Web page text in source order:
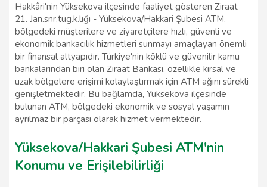
Hakkâri'nin Yüksekova ilçesinde faaliyet gösteren Ziraat
21. Jan.snr.tug.k.lığı - Yüksekova/Hakkari Şubesi ATM,
bölgedeki müşterilere ve ziyaretçilere hızlı, güvenli ve
ekonomik bankacılık hizmetleri sunmayı amaçlayan önemli
bir finansal altyapıdır. Türkiye'nin köklü ve güvenilir kamu
bankalarından biri olan Ziraat Bankası, özellikle kırsal ve
uzak bölgelere erişimi kolaylaştırmak için ATM ağını sürekli
genişletmektedir. Bu bağlamda, Yüksekova ilçesinde
bulunan ATM, bölgedeki ekonomik ve sosyal yaşamın
ayrılmaz bir parçası olarak hizmet vermektedir.
Yüksekova/Hakkari Şubesi ATM'nin
Konumu ve Erişilebilirliği